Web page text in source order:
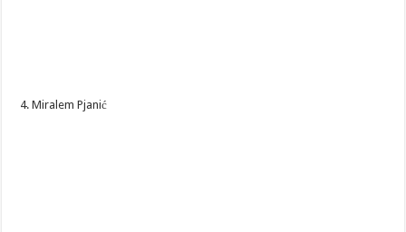
4. Miralem Pjanić